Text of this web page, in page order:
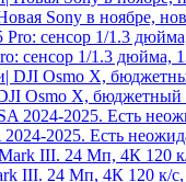
Sony в ноябре,
сенсор 1/1.3 дюйма,
Osmo X, бюджетный
2025. Есть
III. 24 Мп, 4К 120 к/